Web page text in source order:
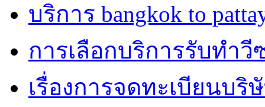
บริการ bangkok to
การเลือกบริการรับทำ
เรื่องการจดทะเบียนบ